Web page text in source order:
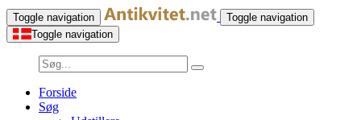
Toggle navigation
Toggle navigation
Toggle navigation
Forside
Søg